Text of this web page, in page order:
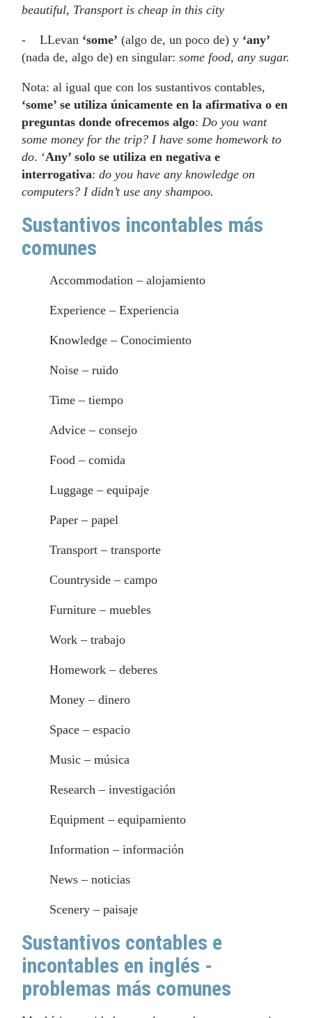
beautiful, Transport is cheap in this city
- LLevan ‘some’ (algo de, un poco de) y ‘any’
(nada de, algo de) en singular:some food, any sugar.
Nota: al igual que con los sustantivos contables,
‘some’ se utiliza únicamente en la afirmativa o en
preguntas donde ofrecemos algo:Do you want
some money for the trip? I have some homework to
do. ‘Any’ solo se utiliza en negativa e
interrogativa:do you have any knowledge on
computers? I didn’t use any shampoo.
Sustantivos incontables más
comunes
Accommodation – alojamiento
Experience – Experiencia
Knowledge – Conocimiento
Noise – ruido
Time – tiempo
Advice – consejo
Food – comida
Luggage – equipaje
Paper – papel
Transport – transporte
Countryside – campo
Furniture – muebles
Work – trabajo
Homework – deberes
Money – dinero
Space – espacio
Music – música
Research – investigación
Equipment – equipamiento
Information – información
News – noticias
Scenery – paisaje
Sustantivos contables e
incontables en inglés -
problemas más comunes